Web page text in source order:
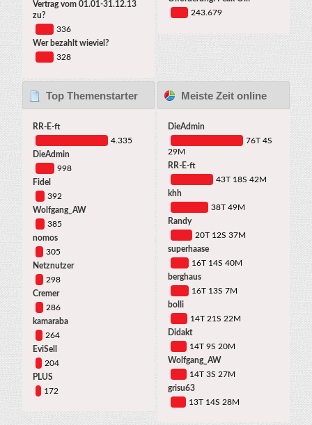
Vertrag vom 01.01-31.12.13
zu?
336
Wer bezahlt wieviel?
328
243.679
Top Themenstarter
RR-E-ft
4.335
DieAdmin
998
Fidel
392
Wolfgang_AW
385
nomos
305
Netznutzer
298
Cremer
286
kamaraba
264
EviSell
204
PLUS
172
Meiste Zeit online
DieAdmin
76T 4S
29M
RR-E-ft
43T 18S 42M
khh
38T 49M
Randy
20T 12S 37M
superhaase
16T 14S 40M
berghaus
16T 13S 7M
bolli
14T 21S 22M
Didakt
14T 9S 20M
Wolfgang_AW
14T 3S 27M
grisu63
13T 14S 28M